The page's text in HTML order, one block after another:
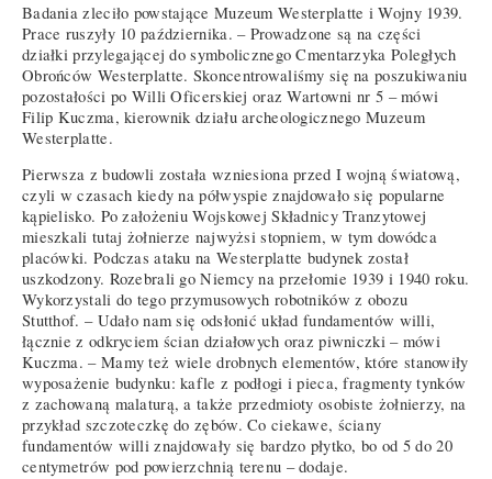
Badania zleciło powstające Muzeum Westerplatte i Wojny 1939.
Prace ruszyły 10 października. – Prowadzone są na części
działki przylegającej do symbolicznego Cmentarzyka Poległych
Obrońców Westerplatte. Skoncentrowaliśmy się na poszukiwaniu
pozostałości po Willi Oficerskiej oraz Wartowni nr 5 – mówi
Filip Kuczma, kierownik działu archeologicznego Muzeum
Westerplatte.
Pierwsza z budowli została wzniesiona przed I wojną światową,
czyli w czasach kiedy na półwyspie znajdowało się popularne
kąpielisko. Po założeniu Wojskowej Składnicy Tranzytowej
mieszkali tutaj żołnierze najwyżsi stopniem, w tym dowódca
placówki. Podczas ataku na Westerplatte budynek został
uszkodzony. Rozebrali go Niemcy na przełomie 1939 i 1940 roku.
Wykorzystali do tego przymusowych robotników z obozu
Stutthof. – Udało nam się odsłonić układ fundamentów willi,
łącznie z odkryciem ścian działowych oraz piwniczki – mówi
Kuczma. – Mamy też wiele drobnych elementów, które stanowiły
wyposażenie budynku: kafle z podłogi i pieca, fragmenty tynków
z zachowaną malaturą, a także przedmioty osobiste żołnierzy, na
przykład szczoteczkę do zębów. Co ciekawe, ściany
fundamentów willi znajdowały się bardzo płytko, bo od 5 do 20
centymetrów pod powierzchnią terenu – dodaje.